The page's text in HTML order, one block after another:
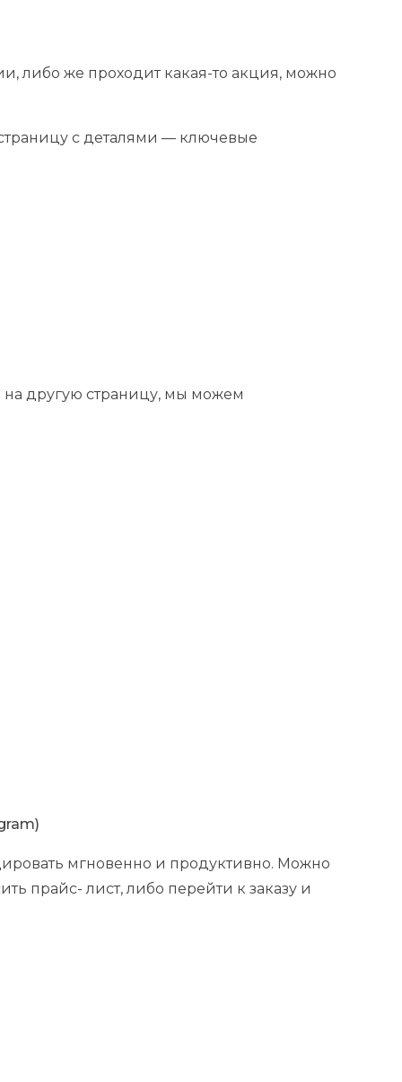
либо же проходит какая-то акция, можно
с деталями — ключевые
другую страницу, мы можем
мгновенно и продуктивно. Можно
прайс- лист, либо перейти к заказу и